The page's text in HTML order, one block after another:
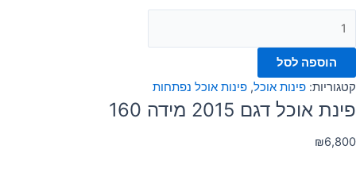
הוספה לסל
קטגוריות: פינות אוכל, פינות אוכל נפתחות
פינת אוכל דגם 2015 מידה 160
₪6,800